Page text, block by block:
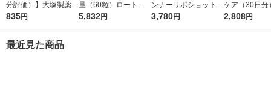
分評価）】大塚製薬
アミノバリュー パウ
835円
量（60粒）ロート製
薬 サプリメント
5,832円
ンナーリポショット 7
0g×28本入 ロート製
3,780円
ケア（30日
（30粒入）
2,808円
最近見た商品